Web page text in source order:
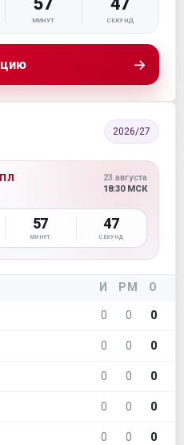
МИНУТ СЕКУНД
→
2026/27
23 августа
18:30 МСК
57
МИНУТ
46
СЕКУНД
И РМ О
0 0 0
0 0 0
0 0 0
0 0 0
0 0 0